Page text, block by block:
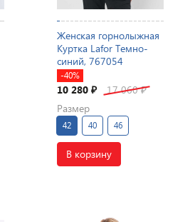
Женская горнолыжная
Куртка Lafor Темно-
синий, 767054
-40%
10 280 ₽ 17 060₽
Размер
42 40 46
В корзину